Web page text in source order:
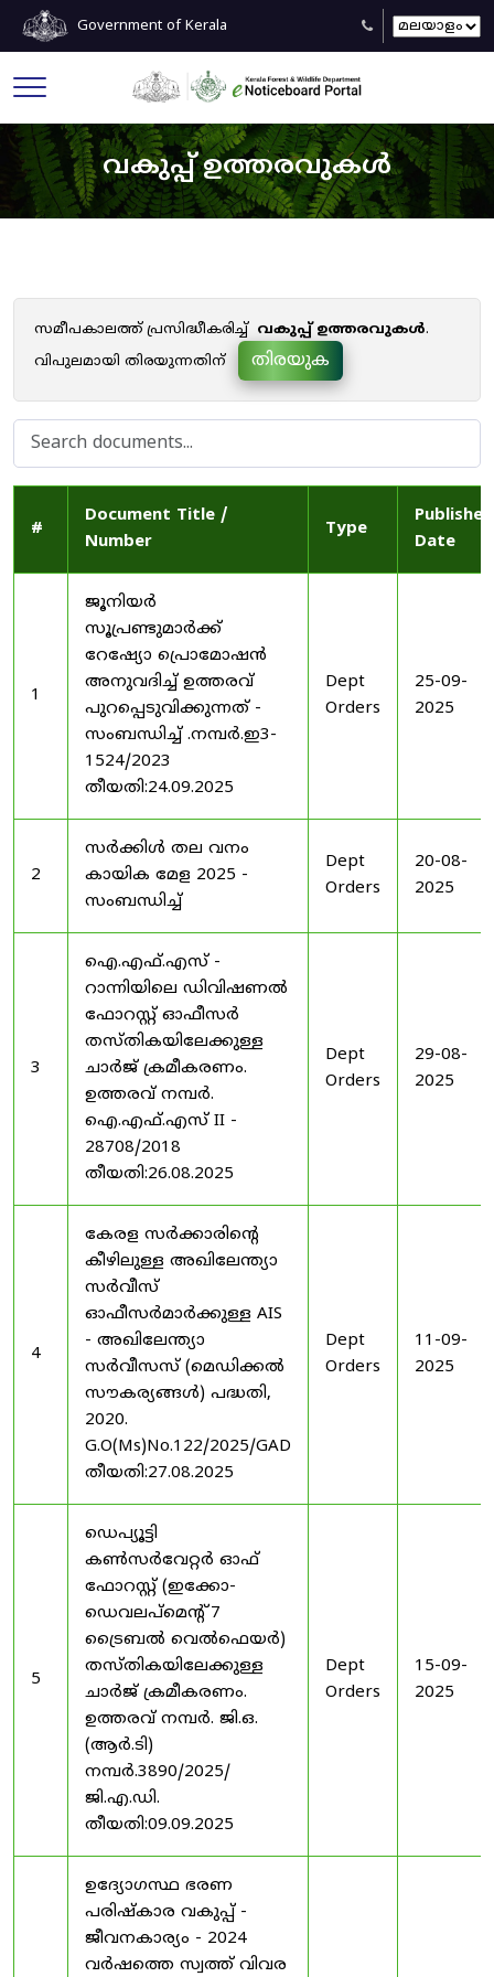
Government of Kerala
വകുപ്പ് ഉത്തരവുകൾ
സമീപകാലത്ത് പ്രസിദ്ധീകരിച്ച് വകുപ്പ് ഉത്തരവുകൾ.
വിപുലമായി തിരയുന്നതിന്
തിരയുക
#
Document Title /
Number
Type
Published
Date
1
ജൂനിയർ
സൂപ്രണ്ടുമാർക്ക്
റേഷ്യോ പ്രൊമോഷൻ
അനുവദിച്ച് ഉത്തരവ്
പുറപ്പെടുവിക്കുന്നത് -
സംബന്ധിച്ച് .നമ്പർ.ഇ3-
1524/2023
തീയതി:24.09.2025
Dept
Orders
25-09-
2025
2
സർക്കിൾ തല വനം
കായിക മേള 2025 -
സംബന്ധിച്ച്
Dept
Orders
20-08-
2025
3
ഐ.എഫ്.എസ് -
റാന്നിയിലെ ഡിവിഷണൽ
ഫോറസ്റ്റ് ഓഫീസർ
തസ്തികയിലേക്കുള്ള
ചാർജ് ക്രമീകരണം.
ഉത്തരവ് നമ്പർ.
ഐ.എഫ്.എസ് II -
28708/2018
തീയതി:26.08.2025
Dept
Orders
29-08-
2025
4
കേരള സർക്കാരിന്റെ
കീഴിലുള്ള അഖിലേന്ത്യാ
സർവീസ്
ഓഫീസർമാർക്കുള്ള AIS
- അഖിലേന്ത്യാ
സർവീസസ് (മെഡിക്കൽ
സൗകര്യങ്ങൾ) പദ്ധതി,
2020.
G.O(Ms)No.122/2025/GAD
തീയതി:27.08.2025
Dept
Orders
11-09-
2025
5
ഡെപ്യൂട്ടി
കൺസർവേറ്റർ ഓഫ്
ഫോറസ്റ്റ് (ഇക്കോ-
ഡെവലപ്മെന്റ് 7
ട്രൈബൽ വെൽഫെയർ)
തസ്തികയിലേക്കുള്ള
ചാർജ് ക്രമീകരണം.
ഉത്തരവ് നമ്പർ. ജി.ഒ.
(ആർ.ടി)
നമ്പർ.3890/2025/
ജി.എ.ഡി.
തീയതി:09.09.2025
Dept
Orders
15-09-
2025
ഉദ്യോഗസ്ഥ ഭരണ
പരിഷ്കാര വകുപ്പ് -
ജീവനകാര്യം - 2024
വർഷത്തെ സ്വത്ത് വിവര